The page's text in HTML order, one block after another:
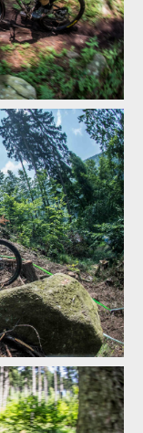
z prvního fleku
z prvního fleku
z prvního fleku